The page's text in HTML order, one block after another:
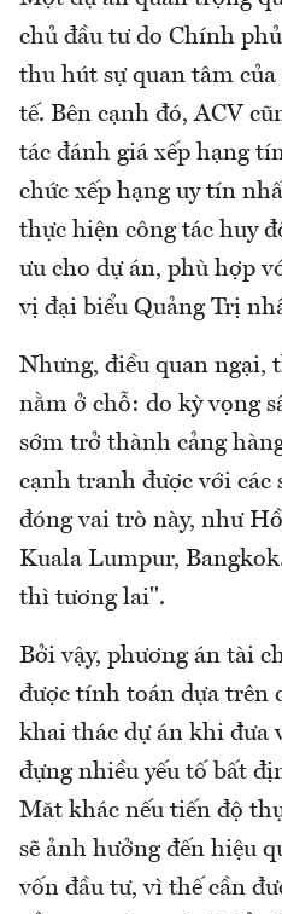
chủ đầu tư do Chính
thu hút sự quan tâm của
tế. Bên cạnh đó, ACV
tác đánh giá xếp hạng
chức xếp hạng uy tín
thực hiện công tác huy
ưu cho dự án, phù hợp
vị đại biểu Quảng Trị
Nhưng, điều quan ngại,
nằm ở chỗ: do kỳ vọng
sớm trở thành cảng
cạnh tranh được với các
đóng vai trò này, như
Kuala Lumpur,
thì tương lai".
Bởi vậy, phương án tài
được tính toán dựa trên
khai thác dự án khi đưa
đựng nhiều yếu tố bất
Măt khác nếu tiến độ
sẽ ảnh hưởng đến hiệu
vốn đầu tư, vì thế cần